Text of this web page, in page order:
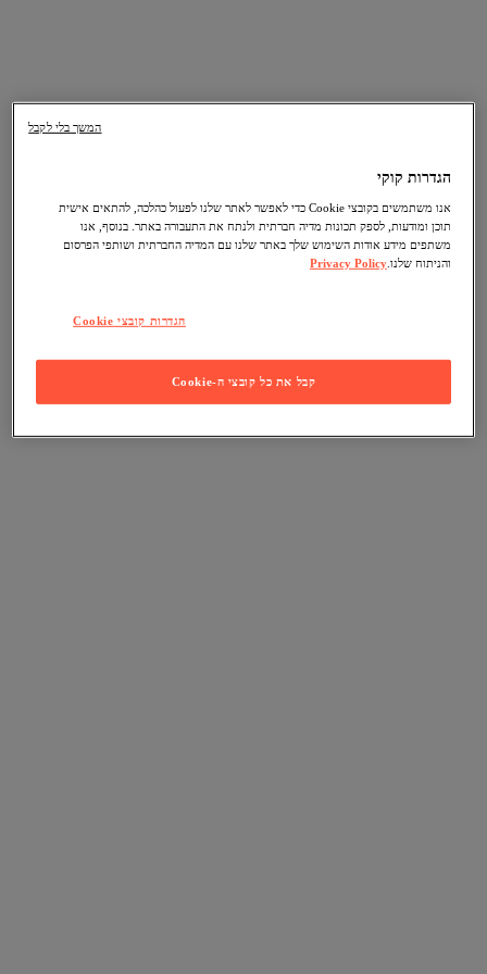
הגדרות קוקי
אנו משתמשים בקובצי Cookie כדי לאפשר לאתר שלנו לפעול כהלכה, להתאים אישית
תוכן ומודעות, לספק תכונות מדיה חברתית ולנתח את התעבורה באתר. בנוסף, אנו
משתפים מידע אודות השימוש שלך באתר שלנו עם המדיה החברתית ושותפי הפרסום
והניתוח שלנו.Privacy Policy
הגדרות קובצי Cookie
קבל את כל קובצי ה-Cookie
המשך בלי לקבל